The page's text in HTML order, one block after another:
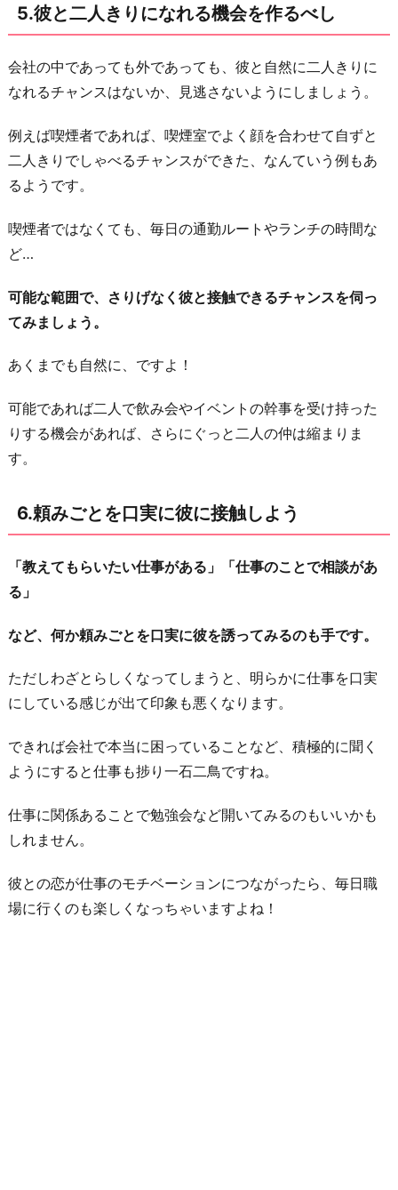
5.彼と二人きりになれる機会を作るべし
会社の中であっても外であっても、彼と自然に二人きりに
なれるチャンスはないか、見逃さないようにしましょう。
例えば喫煙者であれば、喫煙室でよく顔を合わせて自ずと
二人きりでしゃべるチャンスができた、なんていう例もあ
るようです。
喫煙者ではなくても、毎日の通勤ルートやランチの時間な
ど…
可能な範囲で、さりげなく彼と接触できるチャンスを伺っ
てみましょう。
あくまでも自然に、ですよ！
可能であれば二人で飲み会やイベントの幹事を受け持った
りする機会があれば、さらにぐっと二人の仲は縮まりま
す。
6.頼みごとを口実に彼に接触しよう
「教えてもらいたい仕事がある」「仕事のことで相談があ
る」
など、何か頼みごとを口実に彼を誘ってみるのも手です。
ただしわざとらしくなってしまうと、明らかに仕事を口実
にしている感じが出て印象も悪くなります。
できれば会社で本当に困っていることなど、積極的に聞く
ようにすると仕事も捗り一石二鳥ですね。
仕事に関係あることで勉強会など開いてみるのもいいかも
しれません。
彼との恋が仕事のモチベーションにつながったら、毎日職
場に行くのも楽しくなっちゃいますよね！